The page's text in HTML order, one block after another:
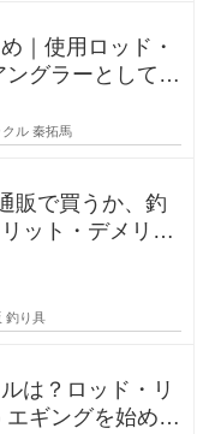
｜使用ロッド・
クル 秦拓馬
販で買うか、釣
ット・デメリッ
釣り具
は？ロッド・リ